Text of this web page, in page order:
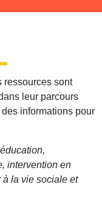
ressources sont
leur parcours
informations pour
intervention en
à la vie sociale et